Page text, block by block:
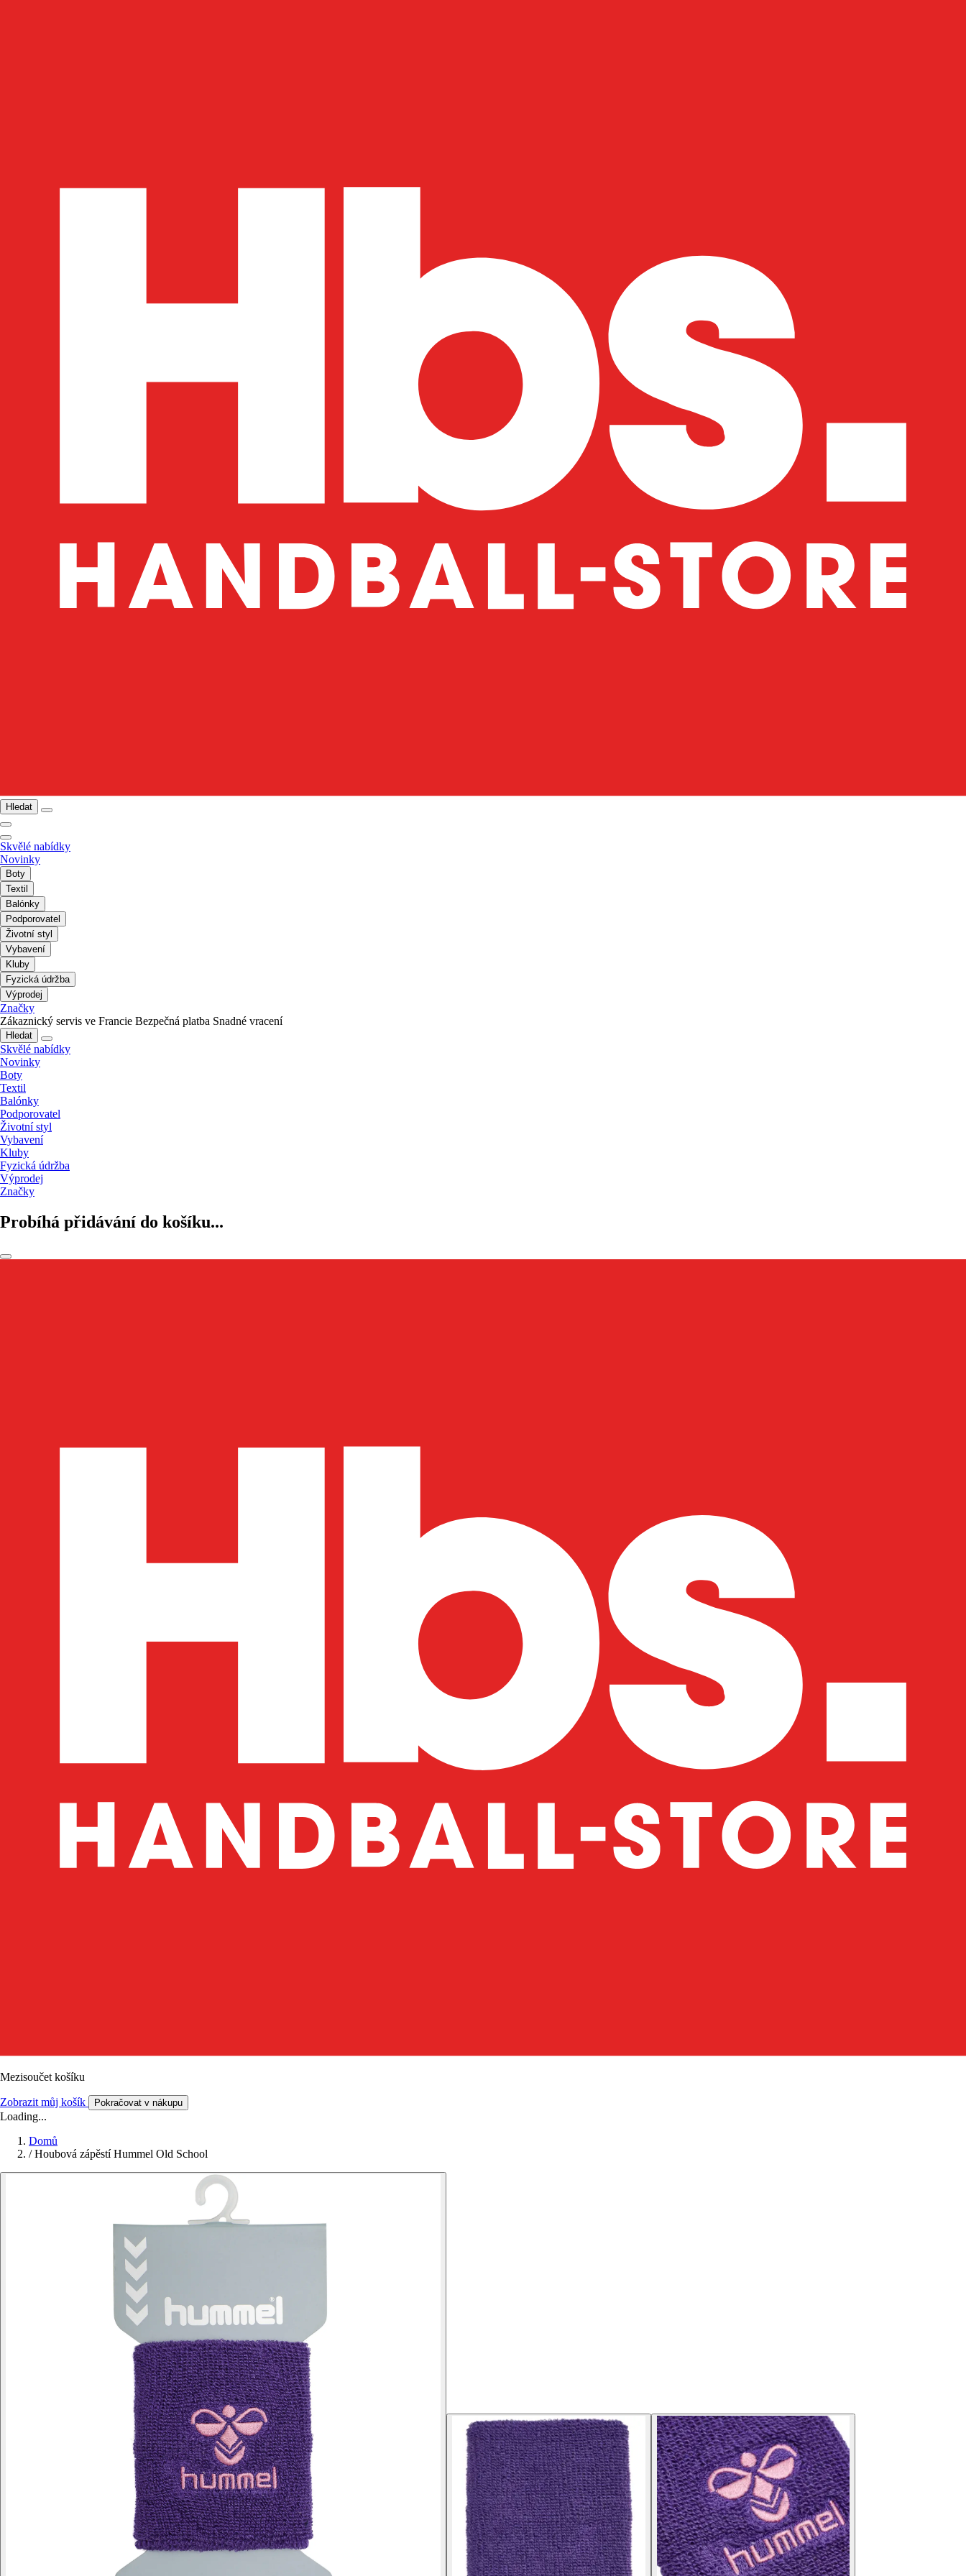
Hledat
Skvělé nabídky
Novinky
Boty
Textil
Balónky
Podporovatel
Životní styl
Vybavení
Kluby
Fyzická údržba
Výprodej
Značky
Zákaznický servis ve Francie Bezpečná platba Snadné vracení
Hledat
Skvělé nabídky
Novinky
Boty
Textil
Balónky
Podporovatel
Životní styl
Vybavení
Kluby
Fyzická údržba
Výprodej
Značky
Probíhá přidávání do košíku...
Mezisoučet košíku
Zobrazit můj košík Pokračovat v nákupu
Loading...
Domů
/ Houbová zápěstí Hummel Old School